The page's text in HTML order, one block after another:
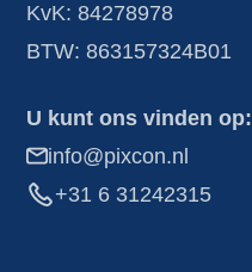
KvK: 84278978
BTW: 863157324B01
U kunt ons vinden op:
info@pixcon.nl
+31 6 31242315